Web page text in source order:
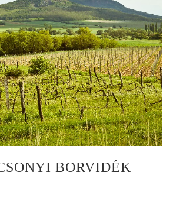
BORVIDÉK